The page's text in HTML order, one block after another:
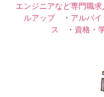
エンジニアなど専門職求
ルアップ・ アルバイ
ス ・ 資格・